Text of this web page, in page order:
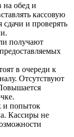
на обед и
кассовую
и проверять
получают
в очереди к
Отсутствуют
и попыток
Кассиры не